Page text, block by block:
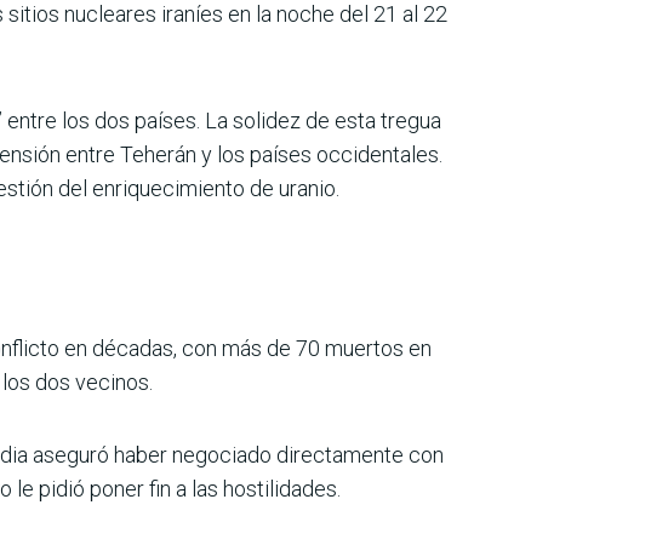
nucleares iraníes en la noche del 21 al 22
los dos países. La solidez de esta tregua
entre Teherán y los países occidentales.
del enriquecimiento de uranio.
en décadas, con más de 70 muertos en
dos vecinos.
aseguró haber negociado directamente con
le pidió poner fin a las hostilidades.